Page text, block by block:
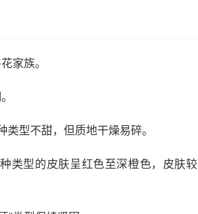
家族。
类型不甜，但质地干燥易碎。
类型的皮肤呈红色至深橙色，皮肤较